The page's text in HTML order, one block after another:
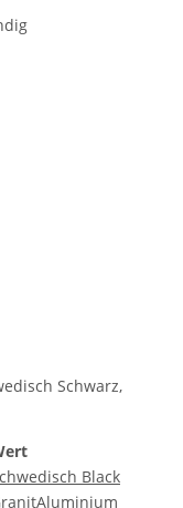
Schwarz,
Black
Aluminium